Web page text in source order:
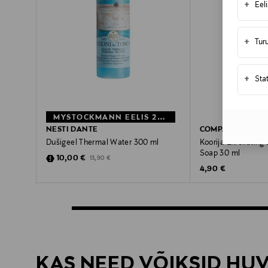
+
+
+
MYSTOCKMANN EELIS 28%
NESTI DANTE
Dušigeel Thermal Water 300 ml
Discounted Price
10,00 € Original Price
13,90 €
COMPAGNIE DE
Koorija Exfoliating
Soap 30 ml
Original Price
4,90 €